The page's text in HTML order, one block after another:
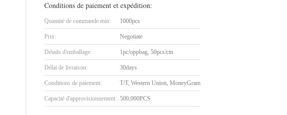
Conditions de paiement et expédition:
Quantité de commande min: 1000pcs
Prix: Negotiate
Détails d'emballage: 1pc/oppbag, 50pcs/ctn
Délai de livraison: 30days
Conditions de paiement: T/T, Western Union, MoneyGram
Capacité d'approvisionnement: 500,000PCS